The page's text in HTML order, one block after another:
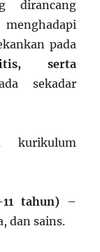
dirancang
pada
serta
sekadar
kurikulum
tahun)–
dan sains.